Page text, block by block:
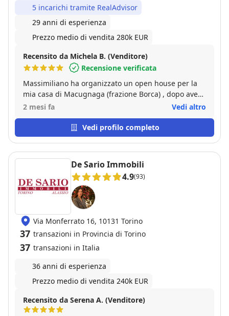
5 incarichi tramite RealAdvisor
29 anni di esperienza
Prezzo medio di vendita 280k EUR
Recensito da Michela B. (Venditore)
Recensione verificata
Massimiliano ha organizzato un open house per la
mia casa di Macugnaga (frazione Borca) , dopo aver
fatto i necessari sopralluoghi ed ottima pubblicità.
ha poi seguito passo passo fino al rogito con
impegno e pazienza!! Assolutamente TOP!!!
2 mesi fa Vedi altro
Vedi profilo completo
De Sario Immobili
4.9(93)
Via Monferrato 16, 10131 Torino
37 transazioni in Provincia di Torino
37 transazioni in Italia
36 anni di esperienza
Prezzo medio di vendita 240k EUR
Recensito da Serena A. (Venditore)